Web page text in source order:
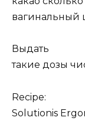
вагинальный
Выдать
такие дозы
Recipe:
Solutionis